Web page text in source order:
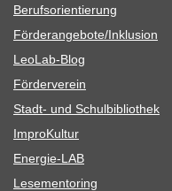
Berufs­ori­en­tie­rung
Förderangebote/​​Inklusion
Leo­Lab-Blog
För­der­ver­ein
Stadt- und Schulbibliothek
Impro­Kul­tur
Ener­­gie-LAB
Lese­men­to­ring